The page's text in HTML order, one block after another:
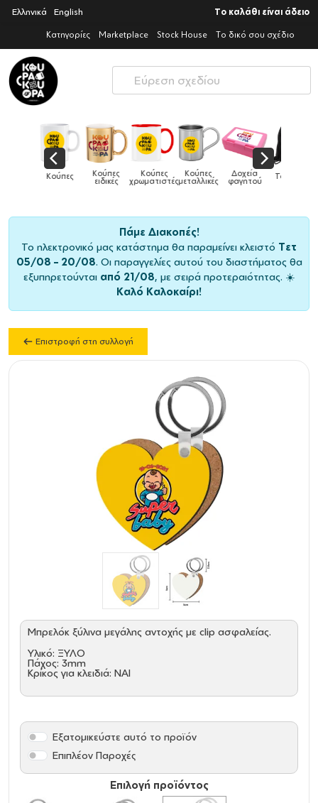
Ελληνικά English Το καλάθι είναι άδειο
Κατηγορίες Marketplace Stock House Το δικό σου σχέδιο
Κούπες Κούπες
ειδικές
Κούπες
χρωματιστές
Κούπες
μεταλλικές
Δοχεία
φαγητού Τσάντες
Πάμε Διακοπές!
Το ηλεκτρονικό μας κατάστημα θα παραμείνει κλειστό Τετ
05/08 – 20/08. Οι παραγγελίες αυτού του διαστήματος θα
εξυπηρετούνται από 21/08, με σειρά προτεραιότητας. ☀️
Καλό Καλοκαίρι!
Επιστροφή στη συλλογή
Μπρελόκ ξύλινα μεγάλης αντοχής με clip ασφαλείας.
Υλικό: ΞΥΛΟ
Πάχος: 3mm
Κρίκος για κλειδιά: ΝΑΙ
Επιλογή προϊόντος
Εξατομικεύστε αυτό το προϊόν
Επιπλέον Παροχές